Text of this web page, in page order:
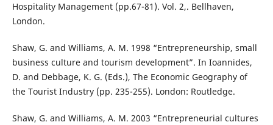
Hospitality Management (pp.67-81). Vol. 2,. Bellhaven,
London.
Shaw, G. and Williams, A. M. 1998 “Entrepreneurship, small
business culture and tourism development”. In Ioannides,
D. and Debbage, K. G. (Eds.), The Economic Geography of
the Tourist Industry (pp. 235-255). London: Routledge.
Shaw, G. and Williams, A. M. 2003 “Entrepreneurial cultures